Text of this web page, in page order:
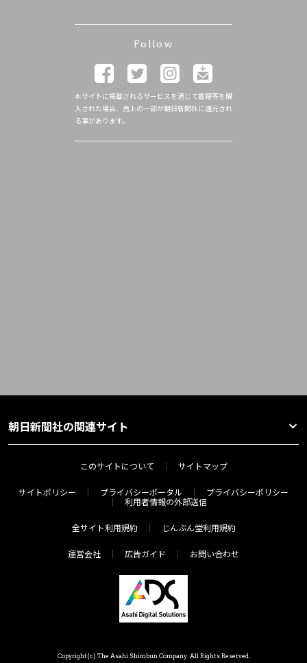
Follow
本サイトに掲載されるサービスを通じて書籍等を購
入された場合、売上の一部が朝日新聞社に還元され
る事があります。
朝日新聞社の関連サイト
このサイトについて サイトマップ
サイトポリシー プライバシーポータル
プライバシーポリシー
利用者情報の外部送信
全サイト利用規約 じんぶん堂利用規約
運営会社 広告ガイド お問い合わせ
Copyright(c) The Asahi Shimbun Company. All Rights Reserved.